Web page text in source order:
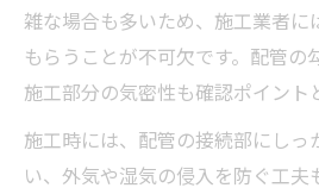
隠蔽配管の寿命を延ばすプ
隠蔽配管長寿命化のた
隠蔽配管の寿命判断と
雑な場合も多いため、施工業者に
もらうことが不可欠です。配管の
施工部分の気密性も確認ポイント
施工時には、配管の接続部にしっ
い、外気や湿気の侵入を防ぐ工夫